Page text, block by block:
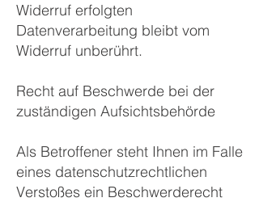
Widerruf erfolgten
Datenverarbeitung bleibt vom
Widerruf unberührt.
Recht auf Beschwerde bei der
zuständigen Aufsichtsbehörde
Als Betroffener steht Ihnen im Falle
eines datenschutzrechtlichen
Verstoßes ein Beschwerderecht